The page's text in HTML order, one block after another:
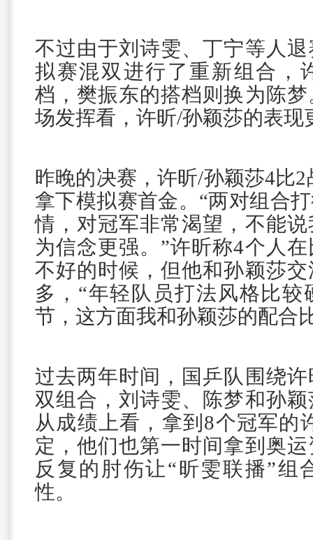
不过由于刘诗雯、丁宁等人
拟赛混双进行了重新组合，
档，樊振东的搭档则换为陈
场发挥看，许昕/孙颖莎的表现
昨晚的决赛，许昕/孙颖莎4比
拿下模拟赛首金。“两对组合
情，对冠军非常渴望，不能
为信念更强。”许昕称4个人
不好的时候，但他和孙颖莎
多，“年轻队员打法风格比较
节，这方面我和孙颖莎的配合
过去两年时间，国乒队围绕
双组合，刘诗雯、陈梦和孙
从成绩上看，拿到8个冠军的
定，他们也第一时间拿到奥
反复的肘伤让“昕雯联播”组
性。